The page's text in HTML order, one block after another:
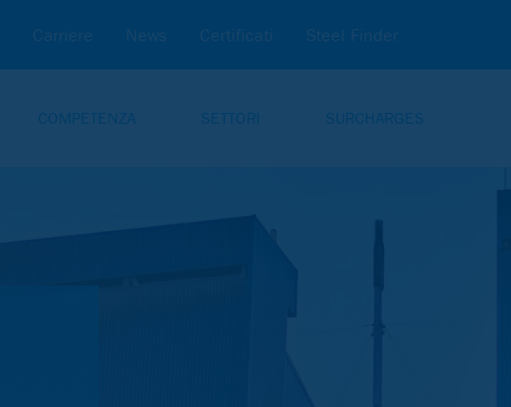
Carriere News Certificati Steel Finder
COMPETENZA SETTORI SURCHARGES